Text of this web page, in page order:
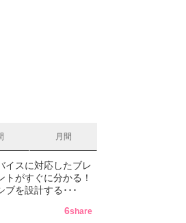
月間
イスに対応したブレ
トがすぐに分かる！
ブを設計する･･･
6share